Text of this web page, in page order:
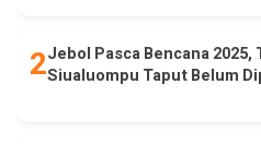
Jebol Pasca Bencana
Siualuompu Taput Belum